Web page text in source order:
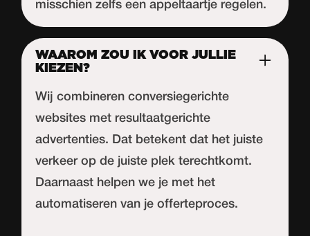
misschien zelfs een appeltaartje regelen.
WAAROM ZOU IK VOOR JULLIE
KIEZEN?
Wij combineren conversiegerichte
websites met resultaatgerichte
advertenties. Dat betekent dat het juiste
verkeer op de juiste plek terechtkomt.
Daarnaast helpen we je met het
automatiseren van je offerteproces.